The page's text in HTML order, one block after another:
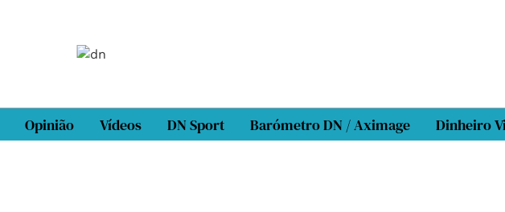
Opinião Vídeos DN Sport Barómetro DN / Aximage Dinheiro